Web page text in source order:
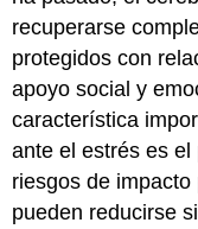
recuperarse
protegidos con
apoyo social y
característica
ante el estrés es
riesgos de
pueden reducirse